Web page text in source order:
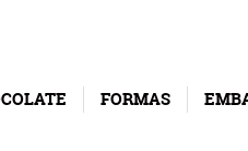
FORMAS